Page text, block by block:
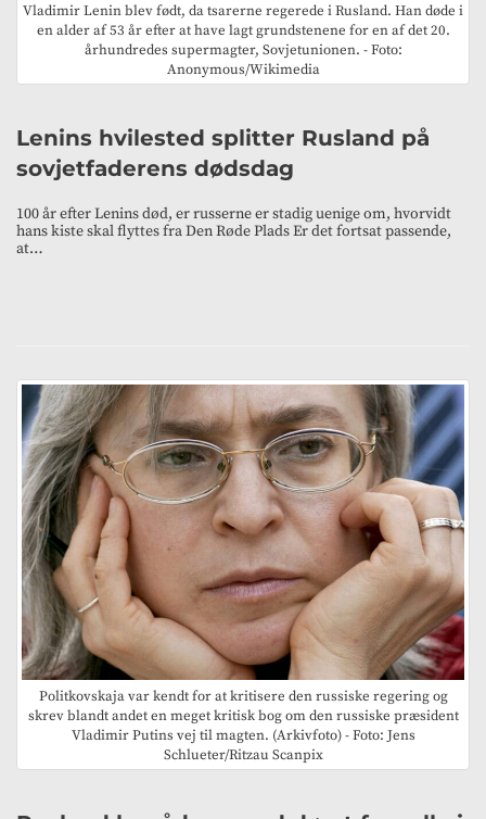
Vladimir Lenin blev født, da tsarerne regerede i Rusland. Han døde i
en alder af 53 år efter at have lagt grundstenene for en af det 20.
århundredes supermagter, Sovjetunionen. - Foto:
Anonymous/Wikimedia
Lenins hvilested splitter Rusland på
sovjetfaderens dødsdag
100 år efter Lenins død, er russerne er stadig uenige om, hvorvidt
hans kiste skal flyttes fra Den Røde Plads Er det fortsat passende,
at…
Politkovskaja var kendt for at kritisere den russiske regering og
skrev blandt andet en meget kritisk bog om den russiske præsident
Vladimir Putins vej til magten. (Arkivfoto) - Foto: Jens
Schlueter/Ritzau Scanpix